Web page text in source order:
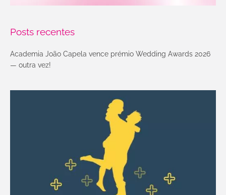
Posts recentes
Academia João Capela vence prémio Wedding Awards 2026
— outra vez!